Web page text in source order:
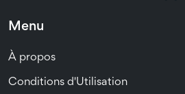
Menu
À propos
Conditions d'Utilisation